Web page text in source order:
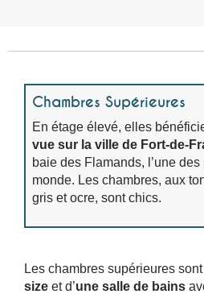
Chambres Supérieures
En étage élevé, elles
vue sur la ville de Fort-de-
baie des Flamands, l’une
monde. Les chambres, aux
gris et ocre, sont chics.
Les chambres supérieures sont
size et d’une salle de bains